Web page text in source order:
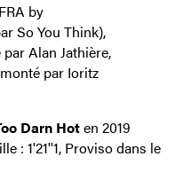
by
So You Think),
Alan Jathière,
par Ioritz
Darn Hoten 2019
: 1'21''1, Proviso dans le